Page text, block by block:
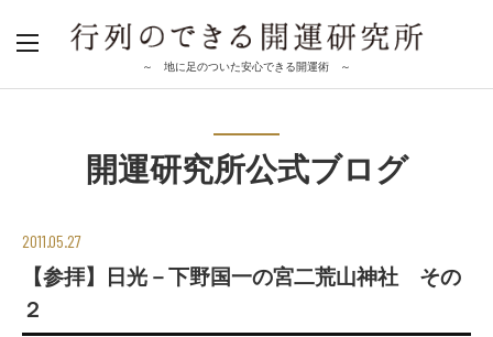
～ 地に足のついた安心できる開運術 ～
開運研究所公式ブログ
2011.05.27
【参拝】日光－下野国一の宮二荒山神社 その
２